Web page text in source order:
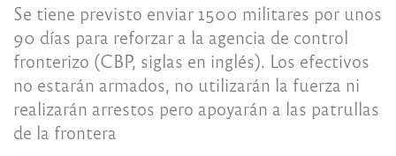
Se tiene previsto enviar 1500 militares por unos
90 días para reforzar a la agencia de control
fronterizo (CBP, siglas en inglés). Los efectivos
no estarán armados, no utilizarán la fuerza ni
realizarán arrestos pero apoyarán a las patrullas
de la frontera